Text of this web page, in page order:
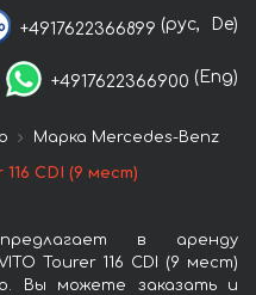
+4917622366899 (рус, De)
+4917622366900 (Eng)
Марка Mercedes-Benz
CDI (9 мест)
в аренду
Tourer 116 CDI (9 мест)
Вы можете заказать и